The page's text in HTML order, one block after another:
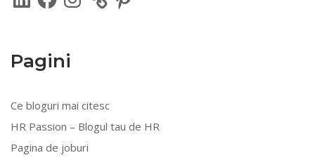
Pagini
Ce bloguri mai citesc
HR Passion – Blogul tau de HR
Pagina de joburi